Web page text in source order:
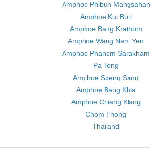
Amphoe Phibun Mangsahan
Amphoe Kui Buri
Amphoe Bang Krathum
Amphoe Wang Nam Yen
Amphoe Phanom Sarakham
Pa Tong
Amphoe Soeng Sang
Amphoe Bang Khla
Amphoe Chiang Klang
Chom Thong
Thailand